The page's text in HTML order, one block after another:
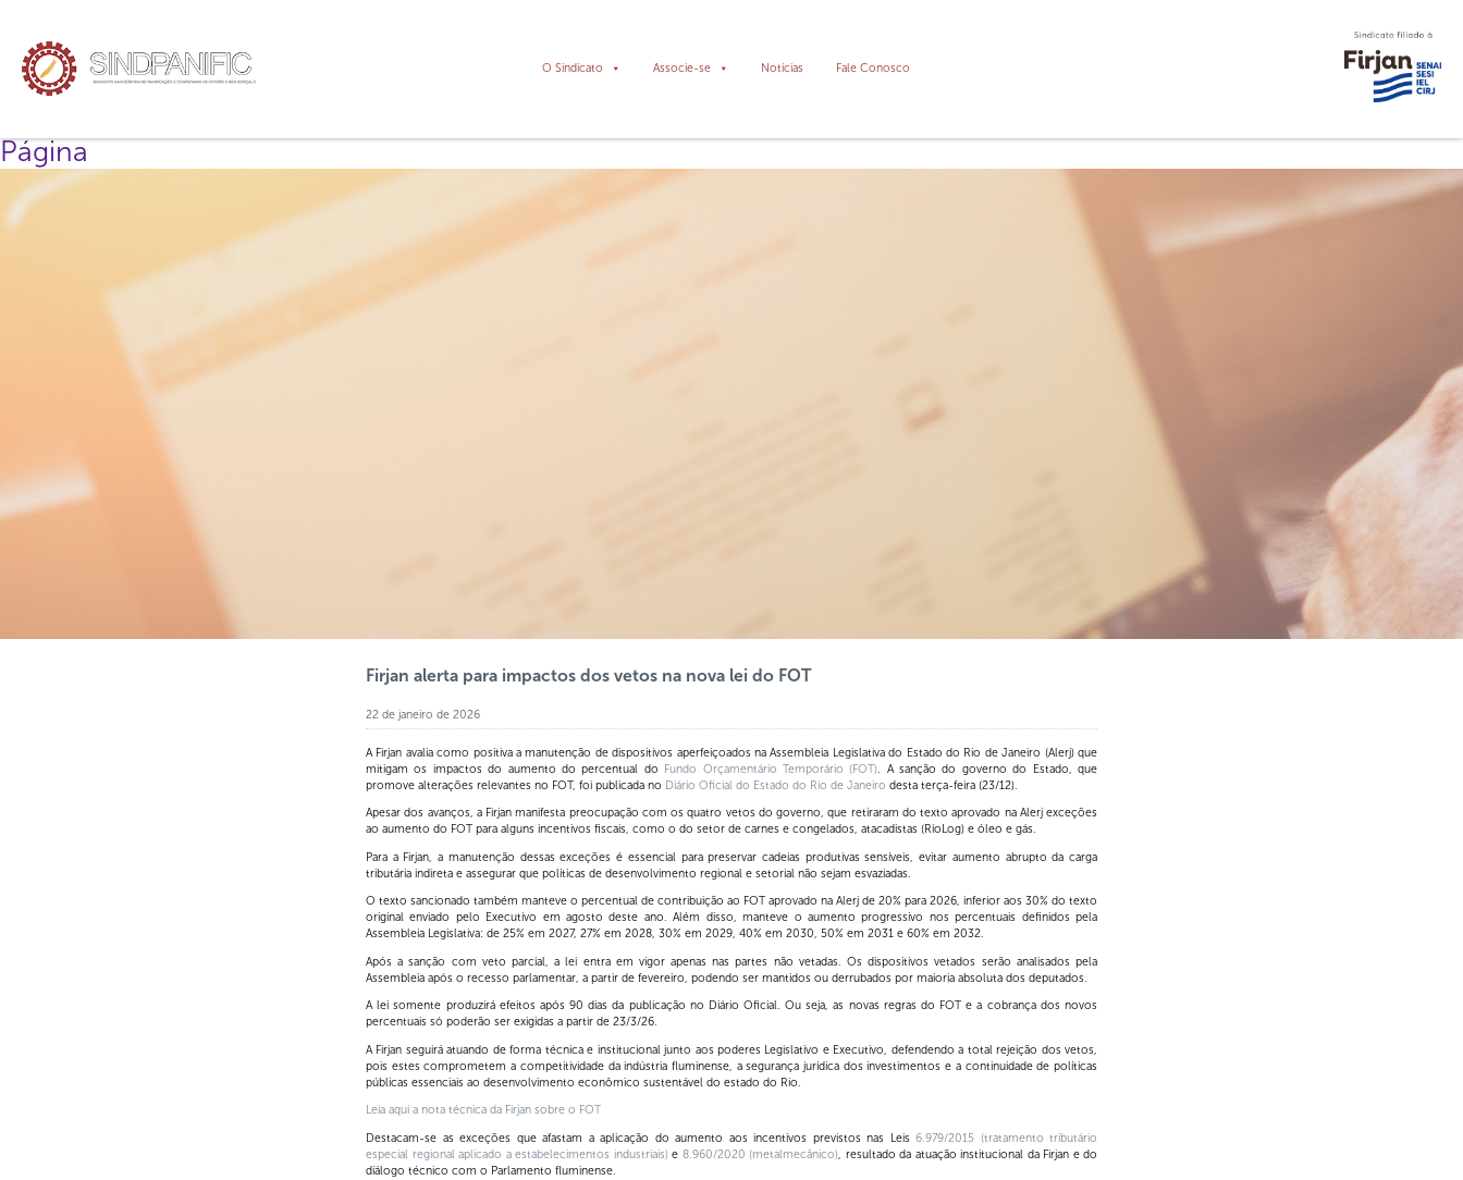
O Sindicato Associe-se Notícias Fale Conosco
Página
Firjan alerta para impactos dos vetos na nova lei do FOT
22 de janeiro de 2026
A Firjan avalia como positiva a manutenção de dispositivos aperfeiçoados na Assembleia Legislativa do Estado do Rio de Janeiro (Alerj) que
mitigam os impactos do aumento do percentual do Fundo Orçamentário Temporário (FOT). A sanção do governo do Estado, que
promove alterações relevantes no FOT, foi publicada no Diário Oficial do Estado do Rio de Janeiro desta terça-feira (23/12).
Apesar dos avanços, a Firjan manifesta preocupação com os quatro vetos do governo, que retiraram do texto aprovado na Alerj exceções
ao aumento do FOT para alguns incentivos fiscais, como o do setor de carnes e congelados, atacadistas (RioLog) e óleo e gás.
Para a Firjan, a manutenção dessas exceções é essencial para preservar cadeias produtivas sensíveis, evitar aumento abrupto da carga
tributária indireta e assegurar que políticas de desenvolvimento regional e setorial não sejam esvaziadas.
O texto sancionado também manteve o percentual de contribuição ao FOT aprovado na Alerj de 20% para 2026, inferior aos 30% do texto
original enviado pelo Executivo em agosto deste ano. Além disso, manteve o aumento progressivo nos percentuais definidos pela
Assembleia Legislativa: de 25% em 2027, 27% em 2028, 30% em 2029, 40% em 2030, 50% em 2031 e 60% em 2032.
Após a sanção com veto parcial, a lei entra em vigor apenas nas partes não vetadas. Os dispositivos vetados serão analisados pela
Assembleia após o recesso parlamentar, a partir de fevereiro, podendo ser mantidos ou derrubados por maioria absoluta dos deputados.
A lei somente produzirá efeitos após 90 dias da publicação no Diário Oficial. Ou seja, as novas regras do FOT e a cobrança dos novos
percentuais só poderão ser exigidas a partir de 23/3/26.
A Firjan seguirá atuando de forma técnica e institucional junto aos poderes Legislativo e Executivo, defendendo a total rejeição dos vetos,
pois estes comprometem a competitividade da indústria fluminense, a segurança jurídica dos investimentos e a continuidade de políticas
públicas essenciais ao desenvolvimento econômico sustentável do estado do Rio.
Leia aqui a nota técnica da Firjan sobre o FOT
Destacam-se as exceções que afastam a aplicação do aumento aos incentivos previstos nas Leis 6.979/2015 (tratamento tributário
especial regional aplicado a estabelecimentos industriais) e 8.960/2020 (metalmecânico), resultado da atuação institucional da Firjan e do
diálogo técnico com o Parlamento fluminense.